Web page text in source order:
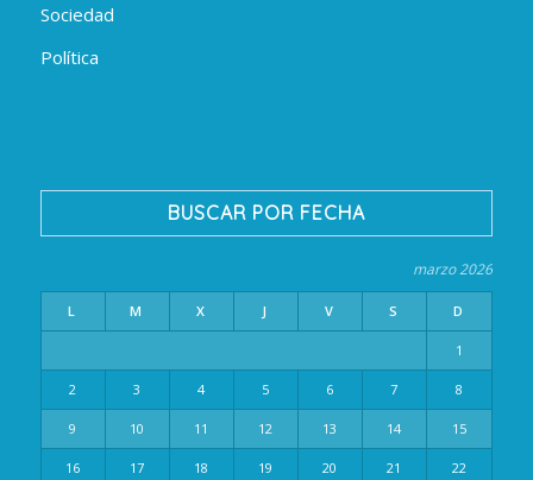
Sociedad
Política
BUSCAR POR FECHA
marzo 2026
L M X J V S D
1
2 3 4 5 6 7 8
9 10 11 12 13 14 15
16 17 18 19 20 21 22